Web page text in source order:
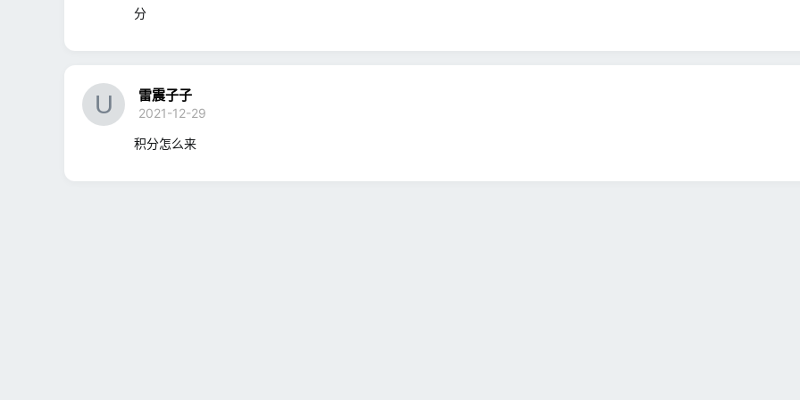
分
雷震子子
2021-12-29
积分怎么来